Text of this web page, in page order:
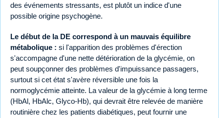
des événements stressants, est plutôt un indice d'une
possible origine psychogène.
Le début de la DE correspond à un mauvais équilibre
métabolique : si l'apparition des problèmes d'érection
s'accompagne d'une nette détérioration de la glycémie, on
peut soupçonner des problèmes d'impuissance passagers,
surtout si cet état s'avère réversible une fois la
normoglycémie atteinte. La valeur de la glycémie à long terme
(HbAl, HbAlc, Glyco-Hb), qui devrait être relevée de manière
routinière chez les patients diabétiques, peut fournir une